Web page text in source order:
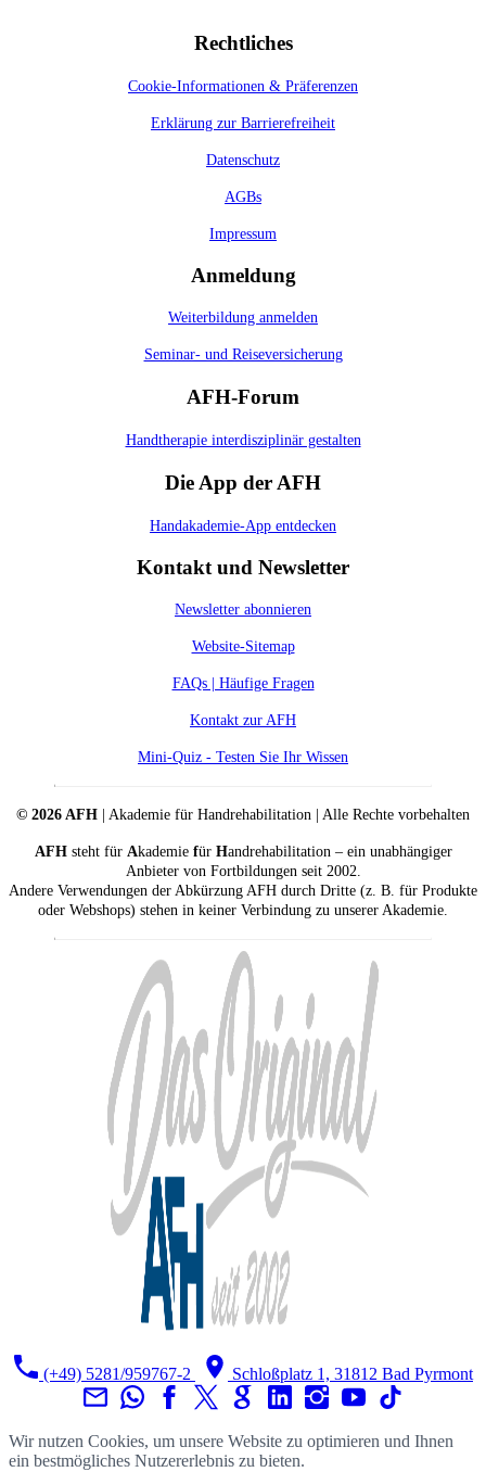
Rechtliches
Cookie-Informationen & Präferenzen
Erklärung zur Barrierefreiheit
Datenschutz
AGBs
Impressum
Anmeldung
Weiterbildung anmelden
Seminar- und Reiseversicherung
AFH-Forum
Handtherapie interdisziplinär gestalten
Die App der AFH
Handakademie-App entdecken
Kontakt und Newsletter
Newsletter abonnieren
Website-Sitemap
FAQs | Häufige Fragen
Kontakt zur AFH
Mini-Quiz - Testen Sie Ihr Wissen
© 2026 AFH | Akademie für Handrehabilitation | Alle Rechte vorbehalten
AFH steht für Akademie für Handrehabilitation – ein unabhängiger
Anbieter von Fortbildungen seit 2002.
Andere Verwendungen der Abkürzung AFH durch Dritte (z. B. für Produkte
oder Webshops) stehen in keiner Verbindung zu unserer Akademie.
(+49) 5281/959767-2 Schloßplatz 1, 31812 Bad Pyrmont
Wir nutzen Cookies, um unsere Website zu optimieren und Ihnen
ein bestmögliches Nutzererlebnis zu bieten.